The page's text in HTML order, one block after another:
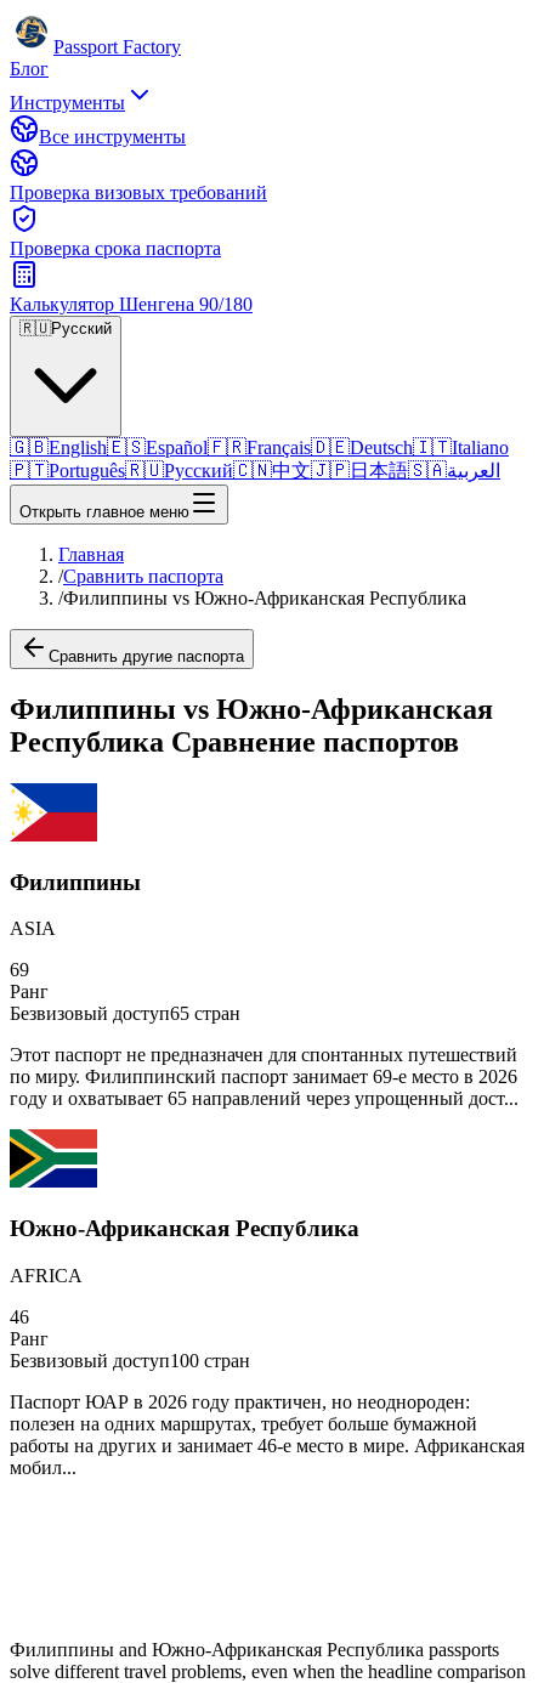
Passport Factory
Блог
Инструменты
Все инструменты
Проверка визовых требований
Проверка срока паспорта
Калькулятор Шенгена 90/180
🇷🇺Русский
🇬🇧English🇪🇸Español🇫🇷Français🇩🇪Deutsch🇮🇹Italiano
🇵🇹Português🇷🇺Русский🇨🇳中文🇯🇵日本語🇸🇦العربية
Открыть главное меню
Главная
/Сравнить паспорта
/Филиппины vs Южно-Африканская Республика
Сравнить другие паспорта
Филиппины vs Южно-Африканская
Республика Сравнение паспортов
Филиппины
ASIA
69
Ранг
Безвизовый доступ65 стран
Этот паспорт не предназначен для спонтанных путешествий
по миру. Филиппинский паспорт занимает 69-е место в 2026
году и охватывает 65 направлений через упрощенный дост...
Южно-Африканская Республика
AFRICA
46
Ранг
Безвизовый доступ100 стран
Паспорт ЮАР в 2026 году практичен, но неоднороден:
полезен на одних маршрутах, требует больше бумажной
работы на других и занимает 46-е место в мире. Африканская
мобил...
Филиппины and Южно-Африканская Республика passports
solve different travel problems, even when the headline comparison